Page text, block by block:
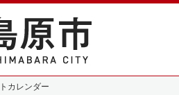
カレンダー